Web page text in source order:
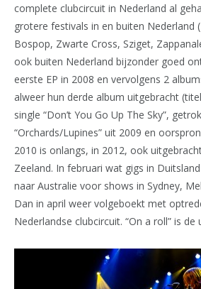
complete clubcircuit in Nederland al
grotere festivals in en buiten Nederland
Bospop, Zwarte Cross, Sziget,
ook buiten Nederland bijzonder goed
eerste EP in 2008 en vervolgens 2
alweer hun derde album uitgebracht
single “Don’t You Go Up The Sky”,
“Orchards/Lupines” uit 2009 en
2010 is onlangs, in 2012, ook
Zeeland. In februari wat gigs in
naar Australie voor shows in Sydney,
Dan in april weer volgeboekt met
Nederlandse clubcircuit. “On a roll” is